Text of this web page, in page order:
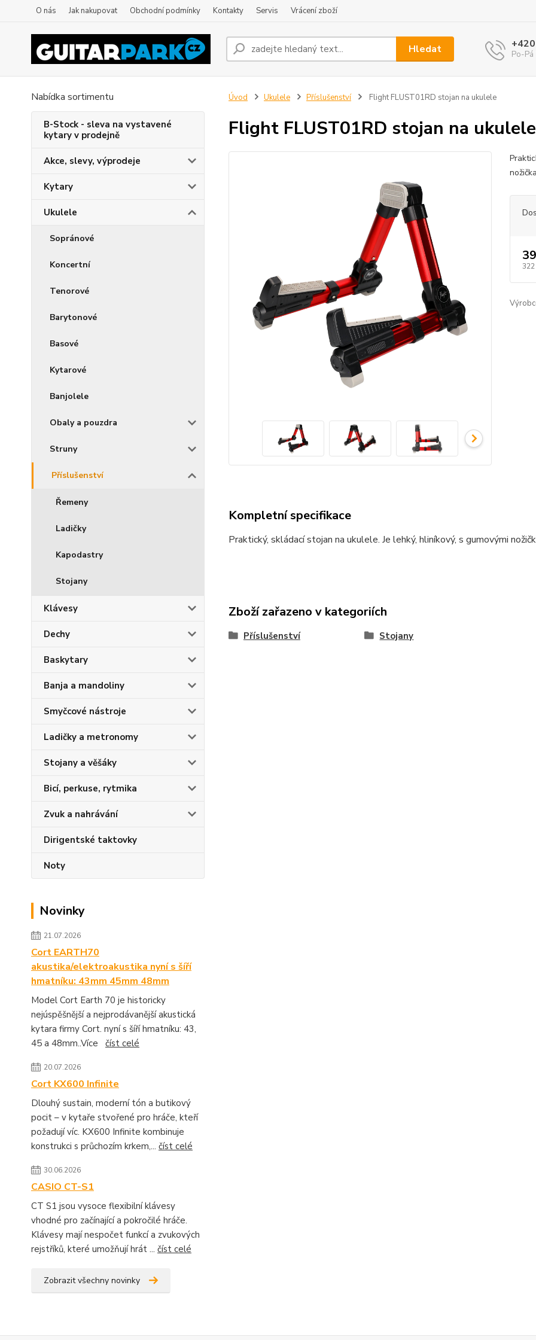
O nás Jak nakupovat Obchodní podmínky Kontakty Servis Vrácení zboží
Hledat Po-
Nabídka sortimentu
B-Stock - sleva na vystavené
kytary v prodejně
Akce, slevy, výprodeje
Kytary
Ukulele
Sopránové
Koncertní
Tenorové
Barytonové
Basové
Kytarové
Banjolele
Obaly a pouzdra
Struny
Příslušenství
Řemeny
Ladičky
Kapodastry
Stojany
Klávesy
Dechy
Baskytary
Banja a mandoliny
Smyčcové nástroje
Ladičky a metronomy
Stojany a věšáky
Bicí, perkuse, rytmika
Zvuk a nahrávání
Dirigentské taktovky
Noty
Novinky
21.07.2026
Cort EARTH70
akustika/elektroakustika nyní s šíří
hmatníku: 43mm 45mm 48mm
Model Cort Earth 70 je historicky
nejúspěšnější a nejprodávanější akustická
kytara firmy Cort. nyní s šíří hmatníku: 43,
45 a 48mm..Více číst celé
20.07.2026
Cort KX600 Infinite
Dlouhý sustain, moderní tón a butikový
pocit – v kytaře stvořené pro hráče, kteří
požadují víc. KX600 Infinite kombinuje
konstrukci s průchozím krkem,... číst celé
30.06.2026
CASIO CT-S1
CT S1 jsou vysoce flexibilní klávesy
vhodné pro začínající a pokročilé hráče.
Klávesy mají nespočet funkcí a zvukových
rejstříků, které umožňují hrát ... číst celé
Zobrazit všechny novinky
Úvod Ukulele Příslušenství Flight FLUST01RD stojan na ukulele
Flight FLUST01RD stojan na ukulele
322
Kompletní specifikace
Praktický, skládací stojan na ukulele. Je lehký, hliníkový, s gumovými
Zboží zařazeno v kategoriích
Příslušenství Stojany